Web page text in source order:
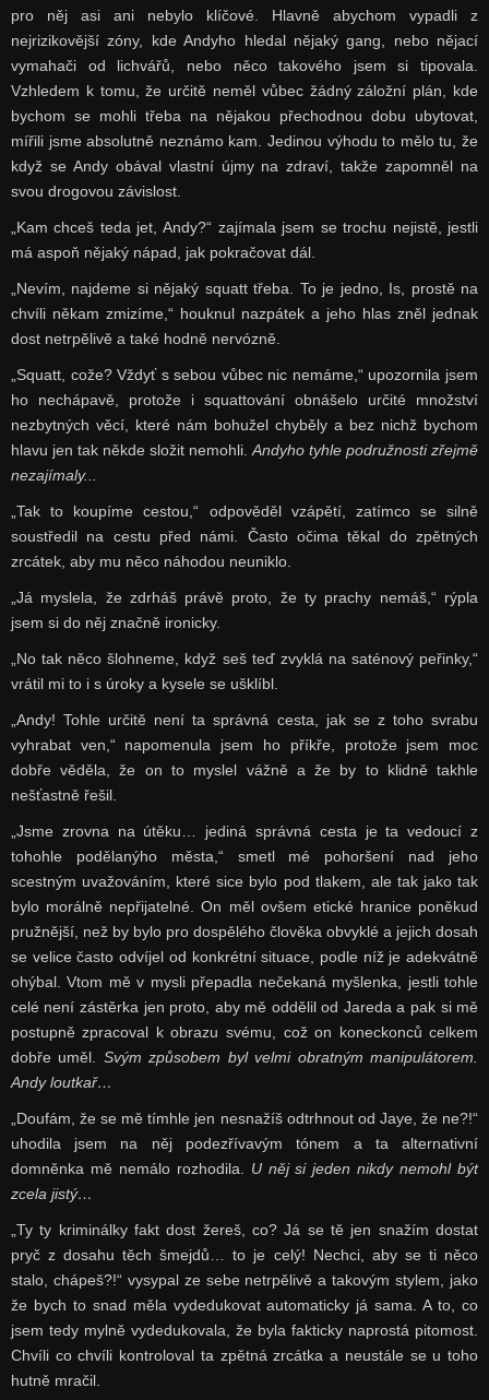
pro něj asi ani nebylo klíčové. Hlavně abychom vypadli z
nejrizikovější zóny, kde Andyho hledal nějaký gang, nebo nějací
vymahači od lichvářů, nebo něco takového jsem si tipovala.
Vzhledem k tomu, že určitě neměl vůbec žádný záložní plán, kde
bychom se mohli třeba na nějakou přechodnou dobu ubytovat,
mířili jsme absolutně neznámo kam. Jedinou výhodu to mělo tu, že
když se Andy obával vlastní újmy na zdraví, takže zapomněl na
svou drogovou závislost.
„Kam chceš teda jet, Andy?“ zajímala jsem se trochu nejistě, jestli
má aspoň nějaký nápad, jak pokračovat dál.
„Nevím, najdeme si nějaký squatt třeba. To je jedno, Is, prostě na
chvíli někam zmizíme,“ houknul nazpátek a jeho hlas zněl jednak
dost netrpělivě a také hodně nervózně.
„Squatt, cože? Vždyť s sebou vůbec nic nemáme,“ upozornila jsem
ho nechápavě, protože i squattování obnášelo určité množství
nezbytných věcí, které nám bohužel chyběly a bez nichž bychom
hlavu jen tak někde složit nemohli.Andyhotyhle podružnosti zřejmě
nezajímaly...
„Tak to koupíme cestou,“ odpověděl vzápětí, zatímco se silně
soustředil na cestu před námi. Často očima těkal do zpětných
zrcátek, aby mu něco náhodou neuniklo.
„Já myslela, že zdrháš právě proto, že ty prachy nemáš,“ rýpla
jsem si do něj značně ironicky.
„No tak něco šlohneme, když seš teď zvyklá na saténový peřinky,“
vrátil mi to i s úroky a kysele se ušklíbl.
„Andy! Tohle určitě není ta správná cesta, jak se z toho svrabu
vyhrabat ven,“ napomenula jsem ho příkře, protože jsem moc
dobře věděla, že on to myslel vážně a že by to klidně takhle
nešťastně řešil.
„Jsme zrovna na útěku… jediná správná cesta je ta vedoucí z
tohohle podělanýho města,“ smetl mé pohoršení nad jeho
scestným uvažováním, které sice bylo pod tlakem, ale tak jako tak
bylo morálně nepřijatelné. On měl ovšem etické hranice poněkud
pružnější, než by bylo pro dospělého člověka obvyklé a jejich dosah
se velice často odvíjel od konkrétní situace, podle níž je adekvátně
ohýbal. Vtom mě v mysli přepadla nečekaná myšlenka, jestli tohle
celé není zástěrka jen proto, aby mě oddělil od Jareda a pak si mě
postupně zpracoval k obrazu svému, což on koneckonců celkem
dobře uměl. Svým způsobem byl velmi obratným manipulátorem.
Andy loutkař…
„Doufám, že se mě tímhle jen nesnažíš odtrhnout od Jaye, že ne?!“
uhodila jsem na něj podezřívavým tónem a ta alternativní
domněnka mě nemálo rozhodila. U něj si jeden nikdy nemohl být
zcela jistý…
„Ty ty kriminálky fakt dost žereš, co? Já se tě jen snažím dostat
pryč z dosahu těch šmejdů… to je celý! Nechci, aby se ti něco
stalo, chápeš?!“ vysypal ze sebe netrpělivě a takovým stylem, jako
že bych to snad měla vydedukovat automaticky já sama. A to, co
jsem tedy mylně vydedukovala, že byla fakticky naprostá pitomost.
Chvíli co chvíli kontroloval ta zpětná zrcátka a neustále se u toho
hutně mračil.